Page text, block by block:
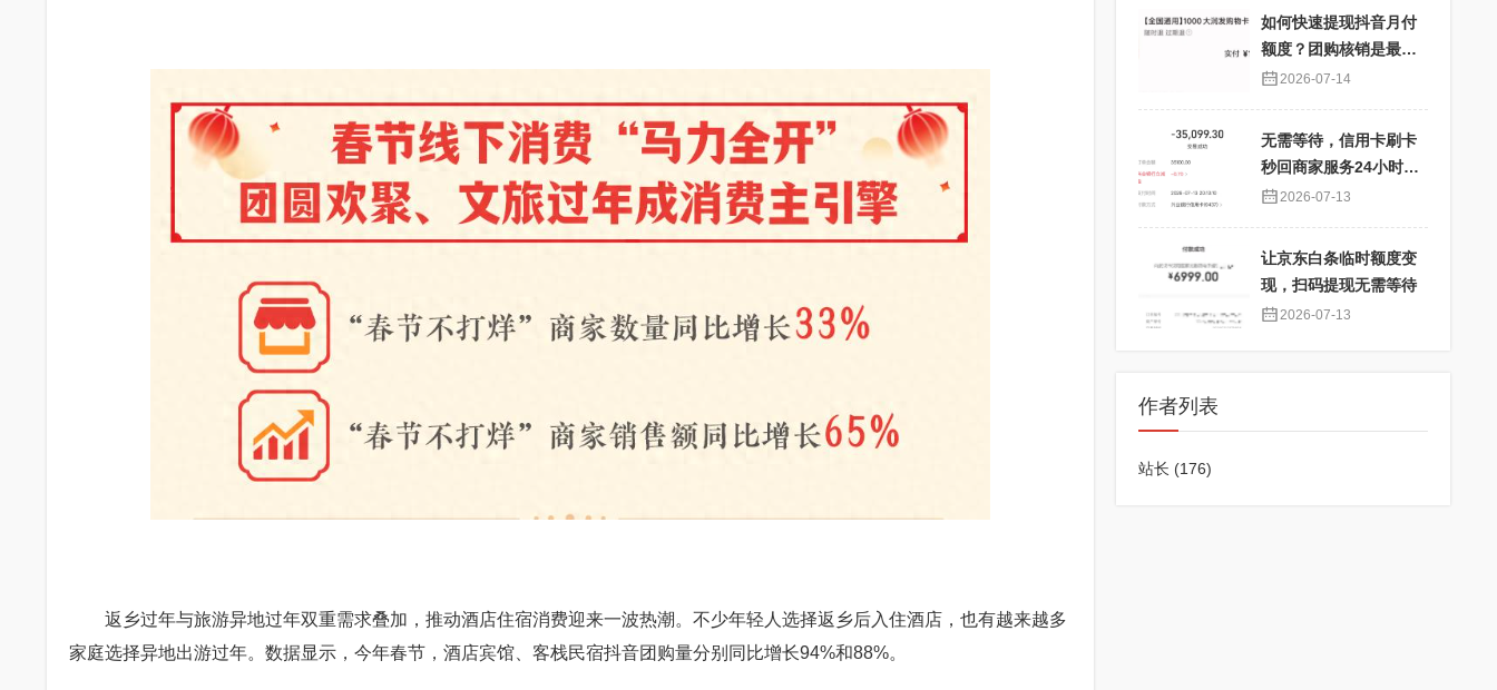
返乡过年与旅游异地过年双重需求叠加，推动酒店住宿消费迎来一波热潮。不少年轻人选择返乡后入住酒店，也有越来越多
家庭选择异地出游过年。数据显示，今年春节，酒店宾馆、客栈民宿抖音团购量分别同比增长94%和88%。
如何快速提现抖音月付
额度？团购核销是最佳
选择！
2026-07-14
无需等待，信用卡刷卡
秒回商家服务24小时在
线 2026-07-13
让京东白条临时额度变
现，扫码提现无需等待
2026-07-13
作者列表
站长 (176)